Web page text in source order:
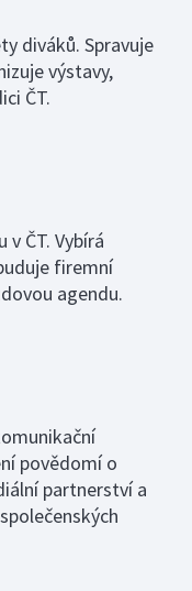
diváků. Spravuje
výstavy,
ČT.
ČT. Vybírá
firemní
agendu.
povědomí o
partnerství a